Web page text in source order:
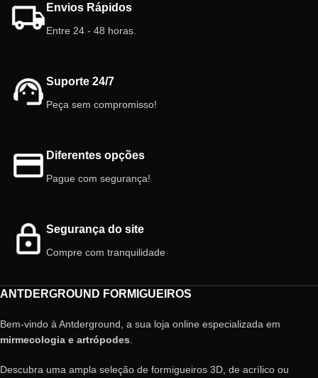
seu cantinho verde. Uma planta
encantadora e cheia de
Vaso:5,5 cm
Planta:Interior, terrários.
Envios Rápidos
Entre 24 - 48 horas.
Suporte 24/7
Peça sem compromisso!
Diferentes opções
Pague com segurança!
Segurança do site
Compre com tranquilidade
ANTDERGROUND FORMIGUEIROS
Bem-vindo à Antderground, a sua loja online especializada em
mirmecologia e artrópodes
Descubra uma ampla seleção de formigueiros 3D, de acrílico ou